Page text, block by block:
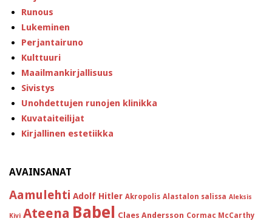
Runous
Lukeminen
Perjantairuno
Kulttuuri
Maailmankirjallisuus
Sivistys
Unohdettujen runojen klinikka
Kuvataiteilijat
Kirjallinen estetiikka
AVAINSANAT
Aamulehti Adolf Hitler Akropolis Alastalon salissa Aleksis
Kivi Ateena Babel Claes Andersson Cormac McCarthy